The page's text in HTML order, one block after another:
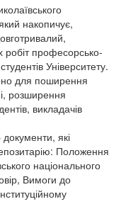
накопичує,
робіт професорсько-
Університету.
для поширення
розширення
викладачів
які
Положення
національного
Вимоги до